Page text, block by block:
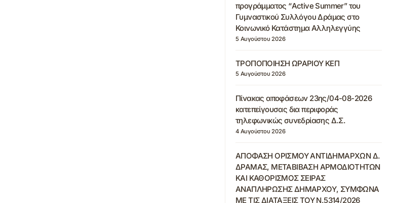
προγράμματος “Active Summer” του
Γυμναστικού Συλλόγου Δράμας στο
Κοινωνικό Κατάστημα Αλληλεγγύης
5 Αυγούστου 2026
ΤΡΟΠΟΠΟΙΗΣΗ ΩΡΑΡΙΟΥ ΚΕΠ
5 Αυγούστου 2026
Πίνακας αποφάσεων 23ης/04-08-2026
κατεπείγουσας δια περιφοράς
τηλεφωνικώς συνεδρίασης Δ.Σ.
4 Αυγούστου 2026
ΑΠΟΦΑΣΗ ΟΡΙΣΜΟΥ ΑΝΤΙΔΗΜΑΡΧΩΝ Δ.
ΔΡΑΜΑΣ, ΜΕΤΑΒΙΒΑΣΗ ΑΡΜΟΔΙΟΤΗΤΩΝ
ΚΑΙ ΚΑΘΟΡΙΣΜΟΣ ΣΕΙΡΑΣ
ΑΝΑΠΛΗΡΩΣΗΣ ΔΗΜΑΡΧΟΥ, ΣΥΜΦΩΝΑ
ΜΕ ΤΙΣ ΔΙΑΤΑΞΕΙΣ ΤΟΥ Ν.5314/2026